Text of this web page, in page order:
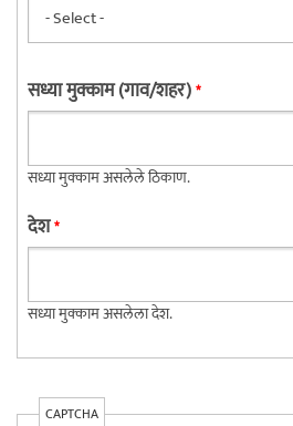
सध्या मुक्काम (गाव/शहर)*
सध्या मुक्काम असलेले ठिकाण.
देश*
सध्या मुक्काम असलेला देश.
CAPTCHA